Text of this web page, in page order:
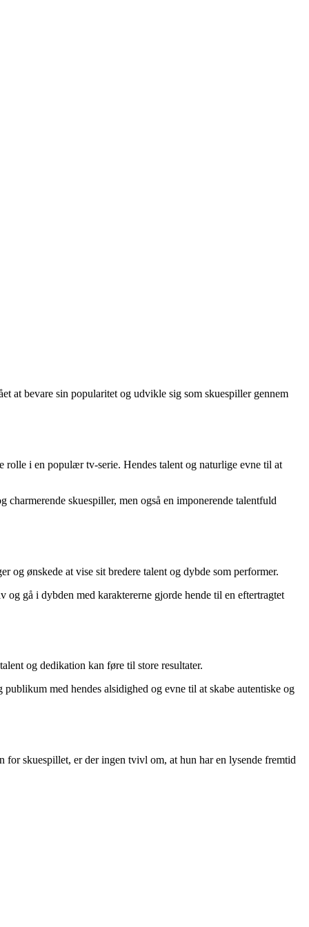
at bevare sin popularitet og udvikle sig som skuespiller gennem
rolle i en populær tv-serie. Hendes talent og naturlige evne til at
skuespiller, men også en imponerende talentfuld
ønskede at vise sit bredere talent og dybde som performer.
gå i dybden med karaktererne gjorde hende til en eftertragtet
og dedikation kan føre til store resultater.
med hendes alsidighed og evne til at skabe autentiske og
for skuespillet, er der ingen tvivl om, at hun har en lysende fremtid